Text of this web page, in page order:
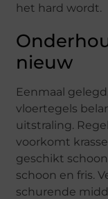
het hard wordt.
nieuw
Eenmaal
vloertegels
uitstraling.
voorkomt
geschikt
schoon en fris.
schurende